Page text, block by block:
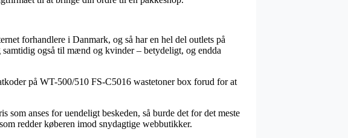
forhandlere i Danmark, og så har en hel del outlets på
også til mænd og kvinder – betydeligt, og endda
på WT-500/510 FS-C5016 wastetoner box forud for at
anses for uendeligt beskeden, så burde det for det meste
redder køberen imod snydagtige webbutikker.